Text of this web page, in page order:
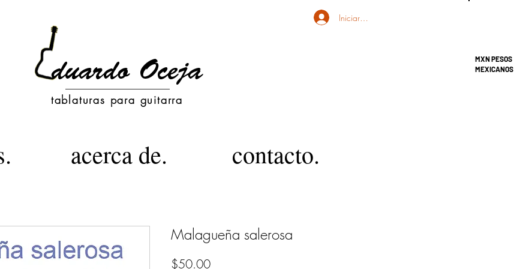
MXN PESOS
MEXICANOS
Iniciar sesión
tablaturas para guitarra
acerca de. contacto.
Malagueña salerosa
$50.00Precio